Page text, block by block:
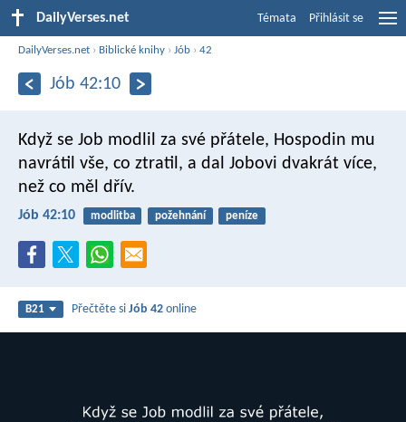
DailyVerses.net Témata Přihlásit se
DailyVerses.net › Biblické knihy ›Jób ›42
Jób 42:10
Když se Job modlil za své přátele, Hospodin mu
navrátil vše, co ztratil, a dal Jobovi dvakrát více,
než co měl dřív.
Jób 42:10 modlitba požehnání peníze
B21 Přečtěte siJób 42 online